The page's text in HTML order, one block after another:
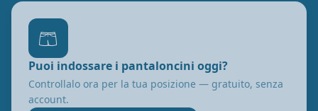
🩳
Puoi indossare i pantaloncini oggi?
Controllalo ora per la tua posizione — gratuito, senza
account.